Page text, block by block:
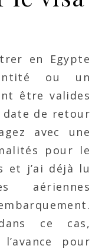
en Egypte
ou un
être valides
date de retour
avec une
pour le
et j’ai déjà lu
aériennes
ce cas,
pour